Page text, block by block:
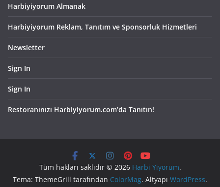
Harbiyiyorum Almanak
Harbiyiyorum Reklam, Tanıtım ve Sponsorluk Hizmetleri
Newsletter
Sign In
Sign In
Restoranınızı Harbiyiyorum.com’da Tanıtın!
Tüm hakları saklıdır © 2026 Harbi Yiyorum.
Tema: ThemeGrill tarafından ColorMag. Altyapı WordPress.